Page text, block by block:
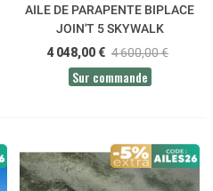
AILE DE PARAPENTE BIPLACE
JOIN'T 5 SKYWALK
4 048,00 € 4 600,00 €
Sur commande